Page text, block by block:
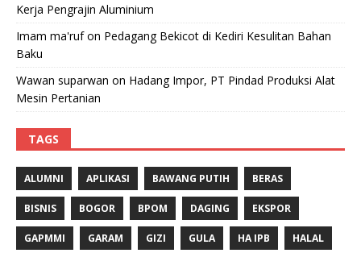
Kerja Pengrajin Aluminium
Imam ma'rufon Pedagang Bekicot di Kediri Kesulitan Bahan
Baku
Wawan suparwan on Hadang Impor, PT Pindad Produksi Alat
Mesin Pertanian
TAGS
ALUMNI APLIKASI BAWANG PUTIH BERAS
BISNIS BOGOR BPOM DAGING EKSPOR
GAPMMI GARAM GIZI GULA HA IPB HALAL